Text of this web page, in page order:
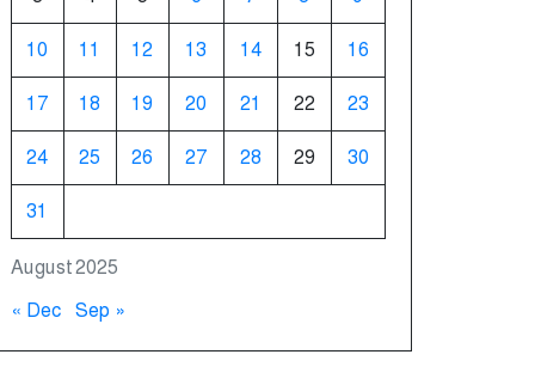
August 2025
10 11 12 13 14 15 16
17 18 19 20 21 22 23
24 25 26 27 28 29 30
31
« Dec Sep »